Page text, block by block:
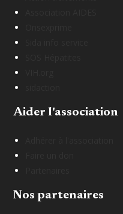
Aider l'association
Nos partenaires